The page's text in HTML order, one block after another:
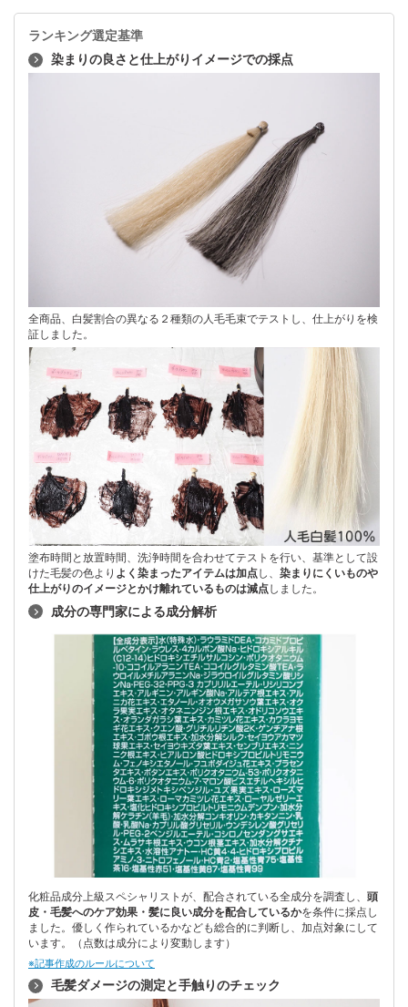
ランキング選定基準
染まりの良さと仕上がりイメージでの採点
全商品、白髪割合の異なる２種類の人毛毛束でテストし、仕上がりを検
証しました。
塗布時間と放置時間、洗浄時間を合わせてテストを行い、基準として設
けた毛髪の色より よく染まったアイテムは加点し、 染まりにくいものや
仕上がりのイメージとかけ離れているものは減点しました。
成分の専門家による成分解析
化粧品成分上級スペシャリストが、配合されている全成分を調査し、 頭
皮・毛髪へのケア効果・髪に良い成分を配合しているかを条件に採点し
ました。優しく作られているかなども総合的に判断し、加点対象にして
います。（点数は成分により変動します）
※記事作成のルールについて
毛髪ダメージの測定と手触りのチェック